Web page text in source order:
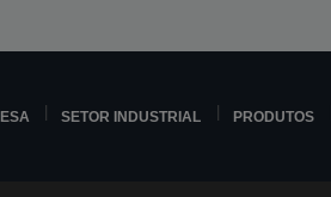
SETOR INDUSTRIAL PRODUTOS